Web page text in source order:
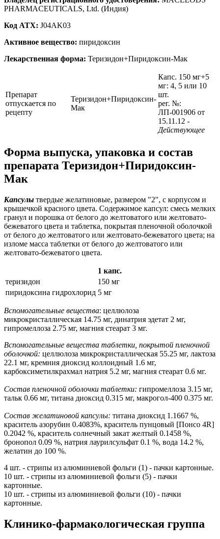
PHARMACEUTICALS, Ltd. (Индия)
Код ATX: J04AK03
Активное вещество: пиридоксин
Лекарственная форма: Теризидон+Пиридоксин-Мак
Препарат
отпускается по
рецепту
Теризидон+Пиридоксин-
Мак
Капс. 150 мг+5
мг: 4, 5 или 10
шт.
рег. №:
ЛП-001906 от
15.11.12 -
Действующее
Форма выпуска, упаковка и состав
препарата Теризидон+Пиридоксин-
Мак
Капсулы твердые желатиновые, размером "2", с корпусом и
крышечкой красного цвета. Содержимое капсул: смесь мелких
гранул и порошка от белого до желтоватого или желтовато-
бежеватого цвета и таблетка, покрытая пленочной оболочкой
от белого до желтоватого или желтовато-бежеватого цвета; на
изломе масса таблетки от белого до желтоватого или
желтовато-бежеватого цвета.
1 капс.
теризидон
150 мг
пиридоксина гидрохлорид 5 мг
Вспомогательные вещества: целлюлоза
микрокристаллическая 14.75 мг, динатрия эдетат 2 мг,
гипромеллоза 2.75 мг, магния стеарат 3 мг.
Вспомогательные вещества таблетки, покрытой пленочной
оболочкой: целлюлоза микрокристаллическая 55.25 мг, лактоза
22.1 мг, кремния диоксид коллоидный 1.6 мг,
карбоксиметилкрахмал натрия 5.2 мг, магния стеарат 0.6 мг.
Состав пленочной оболочки таблетки: гипромеллоза 3.15 мг,
тальк 0.66 мг, титана диоксид 0.315 мг, макрогол-400 0.375 мг.
Состав желатиновой капсулы: титана диоксид 1.1667 %,
краситель азорубин 0.4083%, краситель пунцовый [Понсо 4R]
0.2042 %, краситель солнечный закат желтый 0.1458 %,
бронопол 0.09 %, натрия лаурилсульфат 0.1 %, вода 14.2 %,
желатин до 100 %.
4 шт. - стрипы из алюминиевой фольги (1) - пачки картонные.
10 шт. - стрипы из алюминиевой фольги (5) - пачки
картонные.
10 шт. - стрипы из алюминиевой фольги (10) - пачки
картонные.
Клинико-фармакологическая группа